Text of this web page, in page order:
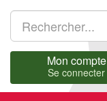
Mon compte
Se connecter